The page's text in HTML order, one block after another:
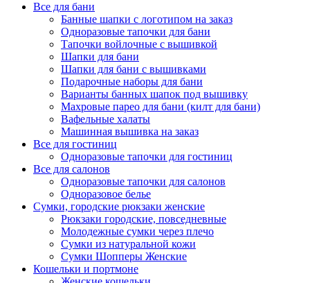
Все для бани
Банные шапки с логотипом на заказ
Одноразовые тапочки для бани
Тапочки войлочные с вышивкой
Шапки для бани
Шапки для бани с вышивками
Подарочные наборы для бани
Варианты банных шапок под вышивку
Махровые парео для бани (килт для бани)
Вафельные халаты
Машинная вышивка на заказ
Все для гостиниц
Одноразовые тапочки для гостиниц
Все для салонов
Одноразовые тапочки для салонов
Одноразовое белье
Сумки, городские рюкзаки женские
Рюкзаки городские, повседневные
Молодежные сумки через плечо
Сумки из натуральной кожи
Сумки Шопперы Женские
Кошельки и портмоне